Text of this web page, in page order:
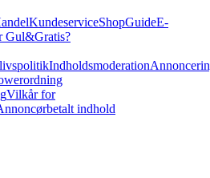
KundeserviceShopGuideE-
Gul&Gratis?
Indholdsmoderation
Vilkår for
indhold